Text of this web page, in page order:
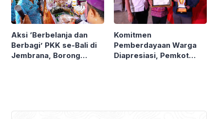
Aksi ‘Berbelanja dan
Berbagi’ PKK se-Bali di
Jembrana, Borong
Komitmen
Pemberdayaan Warga
Diapresiasi, Pemkot